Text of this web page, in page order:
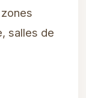
salles de